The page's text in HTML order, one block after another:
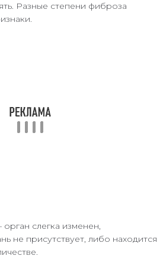
Разные степени фиброза
орган слегка изменен,
не присутствует, либо находится